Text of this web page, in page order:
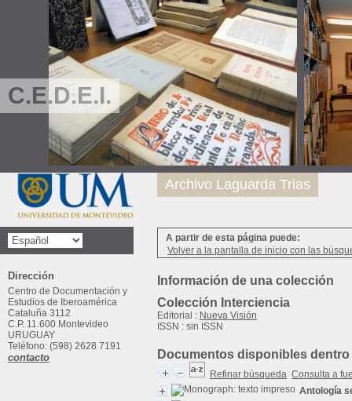
C.E.D.E.I.
A partir de esta página puede:
Volver a la pantalla de inicio con las
Información de una colección
Colección Interciencia
Editorial : Nueva Visión
ISSN : sin ISSN
Documentos disponibles
Refinar búsqueda Consulta a
Antología
Archivo Laguarda Trias
Dirección
Centro de Documentación y
Estudios de Iberoamérica
Cataluña 3112
C.P. 11.600 Montevideo
URUGUAY
Teléfono: (598) 2628 7191
contacto